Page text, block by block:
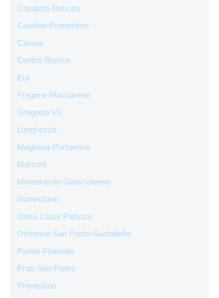
Casalotti-Boccea
Casilino-Prenestino
Cassia
Centro Storico
Eur
Fregene-Maccarese
Gregorio VII
Lunghezza
Magliana-Portuense
Marconi
Monteverde-Gianicolense
Nomentano
Ostia-Casal Palocco
Ostiense-San Paolo-Garbatella
Parioli-Flaminio
Prati-San Pietro
Prenestino